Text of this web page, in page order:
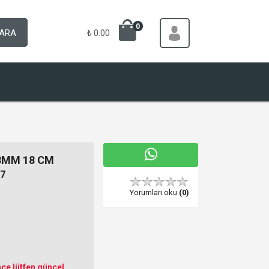
₺ 0.00
0
18 CM
lütfen güncel
Yorumları oku (0)